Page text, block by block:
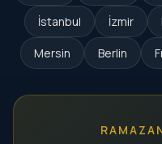
İstanbul İzmir
Mersin Berlin